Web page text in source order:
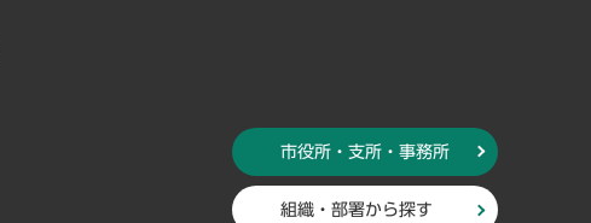
市役所・支所・事務所
組織・部署から探す